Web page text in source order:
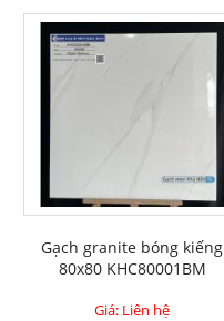
Gạch granite bóng kiếng
80x80 KHC80001BM
Giá: Liên hệ